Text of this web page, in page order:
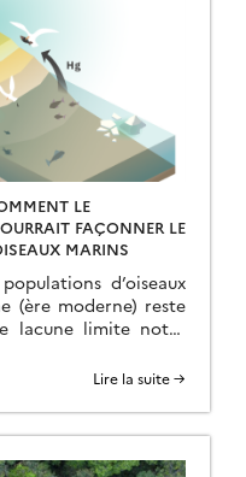
LE
FAÇONNER LE
MARINS
d’oiseaux
(ère moderne) reste
lacune limite notre
[…]
Lire la suite →